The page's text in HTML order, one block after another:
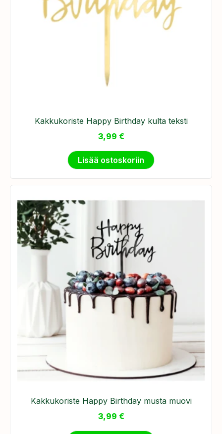
Kakkukoriste Happy Birthday kulta teksti
3,99 €
Lisää ostoskoriin
Kakkukoriste Happy Birthday musta muovi
3,99 €